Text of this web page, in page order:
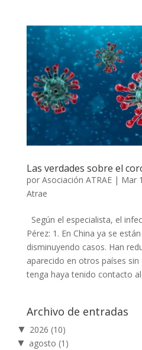
Las verdades sobre el
por Asociación ATRAE| Mar
Atrae
Según el especialista, el
Pérez: 1. En China ya se
disminuyendo casos. Han
aparecido en otros países
tenga haya tenido contacto
Archivo de entradas
▼ 2026 (10)
▼ agosto (1)